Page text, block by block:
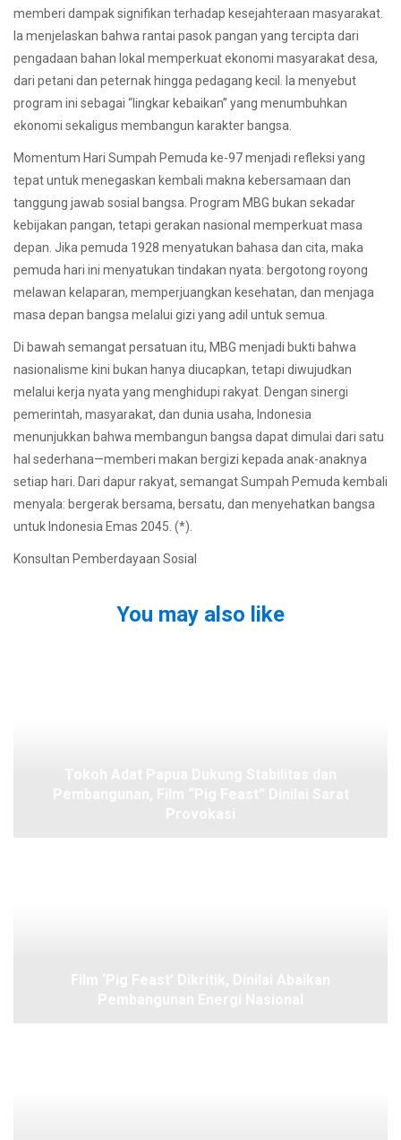
memberi dampak signifikan terhadap kesejahteraan masyarakat.
Ia menjelaskan bahwa rantai pasok pangan yang tercipta dari
pengadaan bahan lokal memperkuat ekonomi masyarakat desa,
dari petani dan peternak hingga pedagang kecil. Ia menyebut
program ini sebagai “lingkar kebaikan” yang menumbuhkan
ekonomi sekaligus membangun karakter bangsa.
Momentum Hari Sumpah Pemuda ke-97 menjadi refleksi yang
tepat untuk menegaskan kembali makna kebersamaan dan
tanggung jawab sosial bangsa. Program MBG bukan sekadar
kebijakan pangan, tetapi gerakan nasional memperkuat masa
depan. Jika pemuda 1928 menyatukan bahasa dan cita, maka
pemuda hari ini menyatukan tindakan nyata: bergotong royong
melawan kelaparan, memperjuangkan kesehatan, dan menjaga
masa depan bangsa melalui gizi yang adil untuk semua.
Di bawah semangat persatuan itu, MBG menjadi bukti bahwa
nasionalisme kini bukan hanya diucapkan, tetapi diwujudkan
melalui kerja nyata yang menghidupi rakyat. Dengan sinergi
pemerintah, masyarakat, dan dunia usaha, Indonesia
menunjukkan bahwa membangun bangsa dapat dimulai dari satu
hal sederhana—memberi makan bergizi kepada anak-anaknya
setiap hari. Dari dapur rakyat, semangat Sumpah Pemuda kembali
menyala: bergerak bersama, bersatu, dan menyehatkan bangsa
untuk Indonesia Emas 2045. (*).
Konsultan Pemberdayaan Sosial
You may also like